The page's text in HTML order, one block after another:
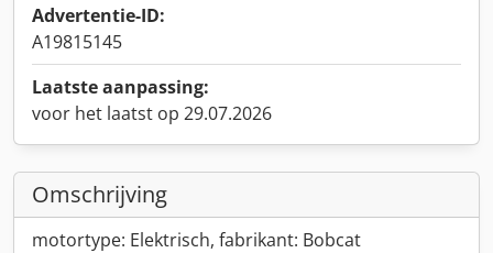
Advertentie-ID:
A19815145
Laatste aanpassing:
voor het laatst op 29.07.2026
Omschrijving
motortype: Elektrisch, fabrikant: Bobcat